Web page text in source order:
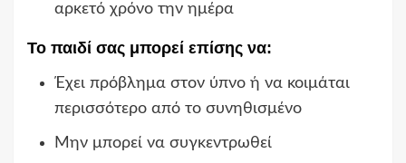
αρκετό χρόνο την ημέρα
Το παιδί σας μπορεί επίσης να:
Έχει πρόβλημα στον ύπνο ή να κοιμάται
περισσότερο από το συνηθισμένο
Μην μπορεί να συγκεντρωθεί